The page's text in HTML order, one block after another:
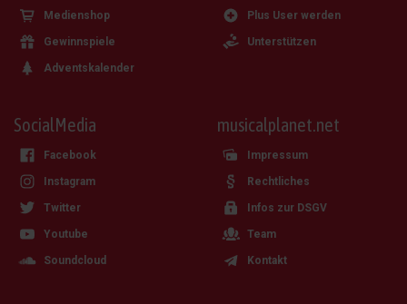
Medienshop
Gewinnspiele
Adventskalender
Plus User werden
Unterstützen
SocialMedia
Facebook
Instagram
Twitter
Youtube
Soundcloud
musicalplanet.net
Impressum
Rechtliches
Infos zur DSGV
Team
Kontakt